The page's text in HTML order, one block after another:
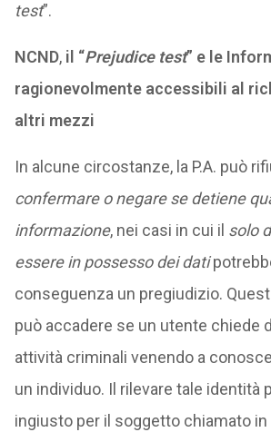
test”.
NCND, il “Prejudice test” e le
ragionevolmente accessibili al
altri mezzi
In alcune circostanze, la P.A. può
confermare o negare se detiene
informazione, nei casi in cui il solo
essere in possesso dei dati
conseguenza un pregiudizio.
può accadere se un utente chiede
attività criminali venendo a
un individuo. Il rilevare tale identità
ingiusto per il soggetto chiamato in